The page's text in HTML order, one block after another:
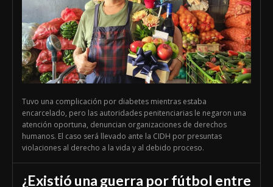
Tuvo una complicación por diabetes mientras estaba
encarcelado, pero las autoridades penitenciarias le negaron una
atención oportuna, denuncian organizaciones de derechos
humanos. El caso será llevado ante la CIDH por presuntas
violaciones al derecho a la vida y al debido proceso.
¿Existió una guerra por fútbol entre